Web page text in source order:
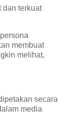
dan terkuat
membuat
melihat,
secara
media